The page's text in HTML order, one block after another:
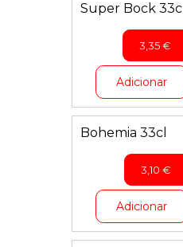
Super Bock 33cl
3,35€
Adicionar
Bohemia 33cl
3,10 €
Adicionar